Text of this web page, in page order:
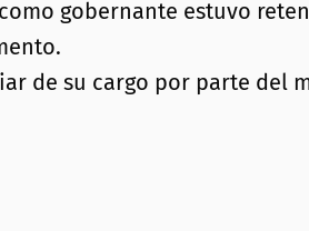
gobernante estuvo
de su cargo por parte del